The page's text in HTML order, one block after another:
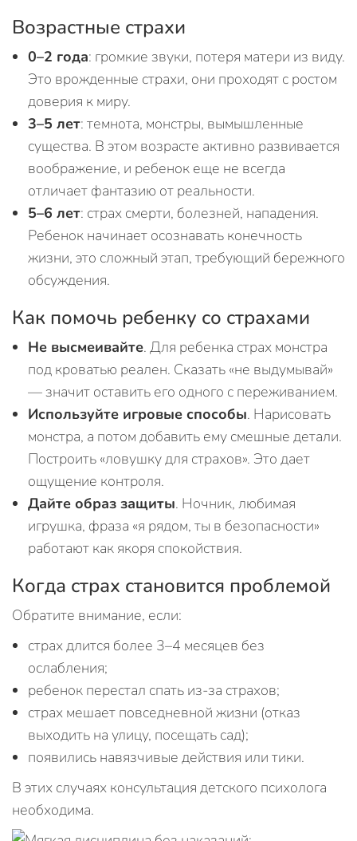
Возрастные страхи
0–2 года: громкие звуки, потеря матери из виду.
Это врожденные страхи, они проходят с ростом
доверия к миру.
3–5 лет: темнота, монстры, вымышленные
существа. В этом возрасте активно развивается
воображение, и ребенок еще не всегда
отличает фантазию от реальности.
5–6 лет: страх смерти, болезней, нападения.
Ребенок начинает осознавать конечность
жизни, это сложный этап, требующий бережного
обсуждения.
Как помочь ребенку со страхами
Не высмеивайте. Для ребенка страх монстра
под кроватью реален. Сказать «не выдумывай»
— значит оставить его одного с переживанием.
Используйте игровые способы. Нарисовать
монстра, а потом добавить ему смешные детали.
Построить «ловушку для страхов». Это дает
ощущение контроля.
Дайте образ защиты. Ночник, любимая
игрушка, фраза «я рядом, ты в безопасности»
работают как якоря спокойствия.
Когда страх становится проблемой
Обратите внимание, если:
страх длится более 3–4 месяцев без
ослабления;
ребенок перестал спать из-за страхов;
страх мешает повседневной жизни (отказ
выходить на улицу, посещать сад);
появились навязчивые действия или тики.
В этих случаях консультация детского психолога
необходима.